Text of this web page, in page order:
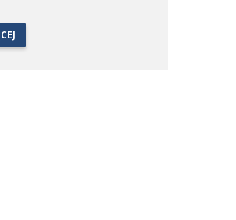
gwizdka sędziego.
dla średzkiej drużyny strzelali